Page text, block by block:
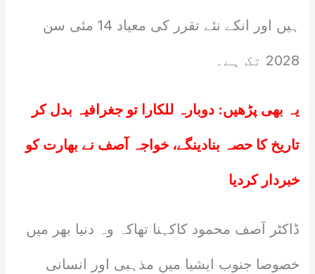
ہیں اور انکے نئے تقرر کی معیاد 14 مئی سن
2028 تک ہے۔
یہ بھی پڑھیں: دوبارہ للکارا تو جغرافیہ بدل کر
تاریخ کا حصہ بنادینگے، خواجہ آصف نے بھارت کو
خبردار کردیا
ڈاکٹر آصف محمود کاکہنا تھاکہ وہ دنیا بھر میں
خصوصا جنوب ایشیا میں مذہبی اور انسانی